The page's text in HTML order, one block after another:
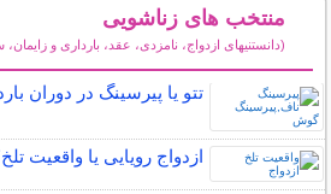
منتخب های زناشویی
(دانستنیهای ازدواج، نامزدی، عقد، بارداری و
تتو یا پیرسینگ در دوران
ازدواج رویایی یا واقعیت